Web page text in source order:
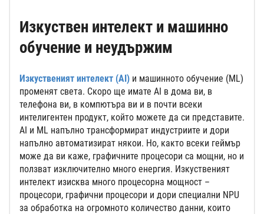
Изкуствен интелект и машинно
обучение и неудържим
Изкуственият интелект (AI) и машинното обучение (ML)
променят света. Скоро ще имате AI в дома ви, в
телефона ви, в компютъра ви и в почти всеки
интелигентен продукт, който можете да си представите.
AI и ML напълно трансформират индустриите и дори
напълно автоматизират някои. Но, както всеки геймър
може да ви каже, графичните процесори са мощни, но и
ползват изключително много енергия. Изкуственият
интелект изисква много процесорна мощност –
процесори, графични процесори и дори специални NPU
за обработка на огромното количество данни, които